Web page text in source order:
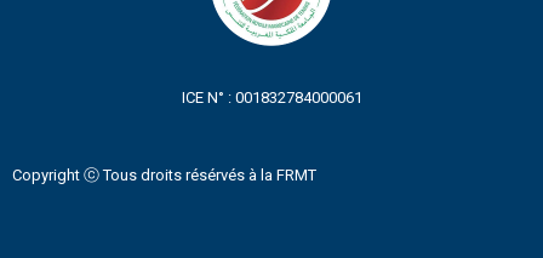
ICE N° : 001832784000061
Copyright ⓒ Tous droits résérvés à la FRMT